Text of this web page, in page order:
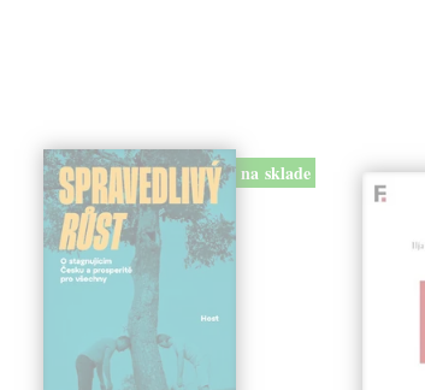
na sklade